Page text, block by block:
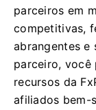
parceiros em
competitivas,
abrangentes e
parceiro, você
recursos da
afiliados bem-